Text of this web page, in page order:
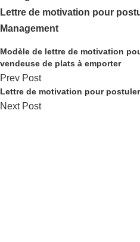
Lettre de motivation pour
Management
Modèle de lettre de motivation
vendeuse de plats à emporter
Prev Post
Lettre de motivation pour
Next Post